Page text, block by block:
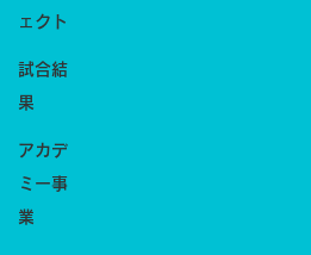
ェクト
試合結
果
アカデ
ミー事
業